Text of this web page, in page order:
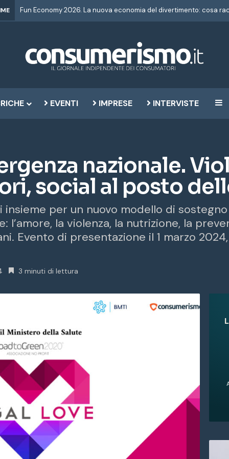
EVENTI IMPRESE INTERVISTE
nazionale.
social al posto
insieme per un nuovo modello di
l’amore, la violenza, la nutrizione, la
Evento di presentazione il 1 marzo
3 minuti di lettura